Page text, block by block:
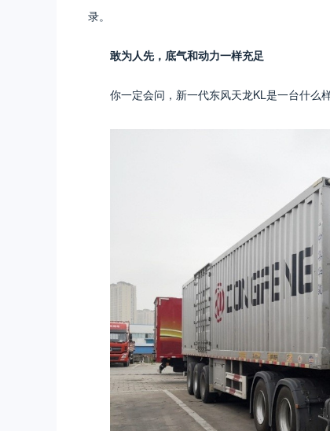
录。
敢为人先，底气和动力一样充足
你一定会问，新一代东风天龙KL是一台什么